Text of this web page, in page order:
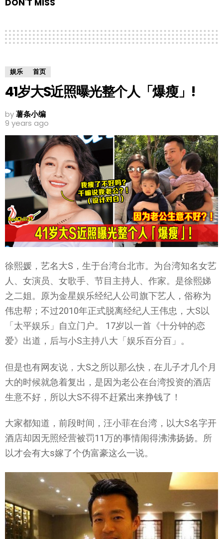
DON'T MISS
娱乐 首页
41岁大S近照曝光整个人「爆瘦」!
by薯条小编
9 years ago
徐熙媛，艺名大S，生于台湾台北市。为台湾知名女艺
人、女演员、女歌手、节目主持人、作家。是徐熙娣
之二姐。原为金星娱乐经纪人公司旗下艺人，俗称为
伟忠帮；不过2010年正式脱离经纪人王伟忠，大S以
「太平娱乐」自立门户。 17岁以一首《十分钟的恋
爱》出道，后与小S主持八大「娱乐百分百」。
但是也有网友说，大S之所以那么快，在儿子才几个月
大的时候就急着复出，是因为老公在台湾投资的酒店
生意不好，所以大S不得不赶紧出来挣钱了！
大家都知道，前段时间，汪小菲在台湾，以大S名字开
酒店却因无照经营被罚11万的事情闹得沸沸扬扬。所
以才会有大s嫁了个伪富豪这么一说。